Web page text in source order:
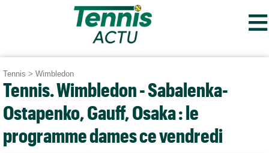
≡
Tennis > Wimbledon
Tennis. Wimbledon - Sabalenka-
Ostapenko, Gauff, Osaka : le
programme dames ce vendredi